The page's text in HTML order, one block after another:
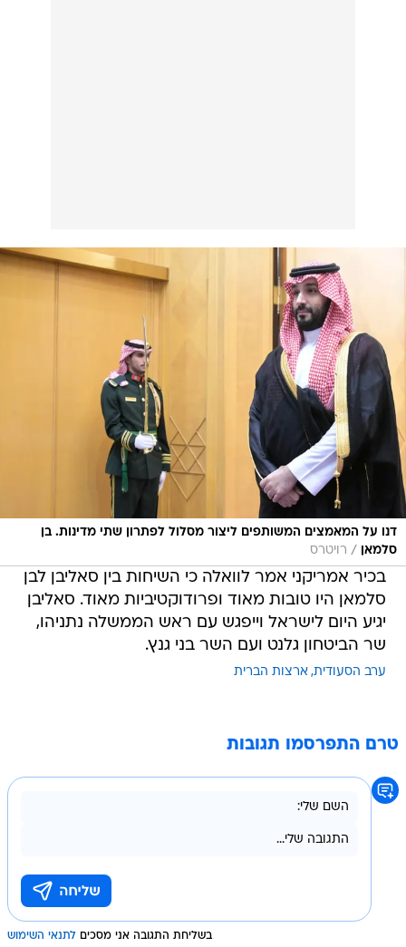
דנו על המאמצים המשותפים ליצור מסלול לפתרון שתי מדינות. בן
סלמאן
/ רויטרס
בכיר אמריקני אמר לוואלה כי השיחות בין סאליבן לבן
סלמאן היו טובות מאוד ופרודוקטיביות מאוד. סאליבן
יגיע היום לישראל וייפגש עם ראש הממשלה נתניהו,
שר הביטחון גלנט ועם השר בני גנץ.
ערב הסעודית ארצות הברית
טרם התפרסמו תגובות
בשליחת התגובה אני מסכים לתנאי השימוש